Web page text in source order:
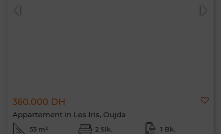
360.000 DH
Appartement in Les Iris, Oujda
53 m² 2 Slk. 1 Bk.